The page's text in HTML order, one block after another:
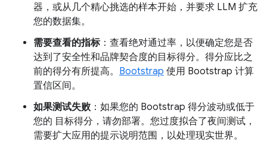
器，或从几个精心挑选的样本开始，并要求 LLM 扩充
您的数据集。
需要查看的指标：查看绝对通过率，以便确定您是否
达到了安全性和品牌契合度的目标得分。得分应比之
前的得分有所提高。 Bootstrap 使用 Bootstrap 计算
置信区间。
如果测试失败 ：如果您的 Bootstrap 得分波动或低于
您的 目标得分，请勿部署。您过度拟合了夜间测试，
需要扩大应用的提示说明范围，以处理现实世界。